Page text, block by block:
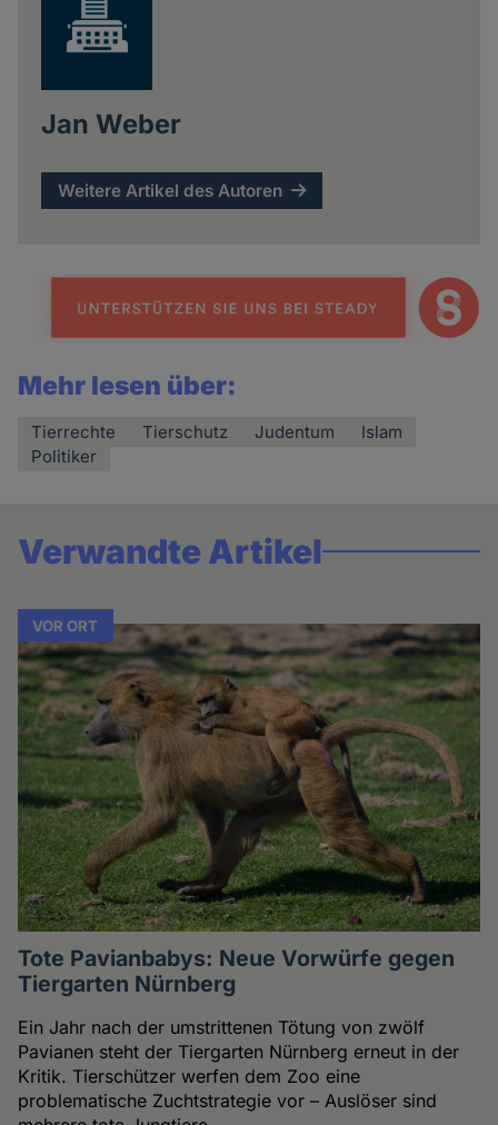
Jan Weber
Weitere Artikel des Autoren
Mehr lesen über:
Tierrechte Tierschutz Judentum
Islam
Politiker
Verwandte Artikel
VOR ORT
Tote Pavianbabys: Neue Vorwürfe gegen
Tiergarten Nürnberg
Ein Jahr nach der umstrittenen Tötung von zwölf
Pavianen steht der Tiergarten Nürnberg erneut in der
Kritik. Tierschützer werfen dem Zoo eine
problematische Zuchtstrategie vor – Auslöser sind